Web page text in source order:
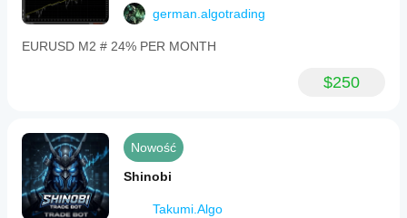
german.algotrading
EURUSD M2 # 24% PER MONTH
$250
Nowość
Shinobi
Takumi.Algo